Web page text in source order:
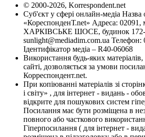
© 2000-2026, Korrespondent.net
Суб'єкт у сфері онлайн-медіа Назва
«КореспонденТ.net» Адреса: 02091,
ХАРКІВСЬКЕ ШОСЕ, будинок 172-
sunlight@mediadim.com.ua Телефон:
Ідентифікатор медіа – R40-06068
Використання будь-яких
сайті, дозволяється за умови
Корреспондент.net.
При копіюванні матеріалів зі
і світу» , для інтернет - видань -
відкрите для пошукових систем
Посилання має бути розміщена в
повного або часткового
Гіперпосилання ( для інтернет -